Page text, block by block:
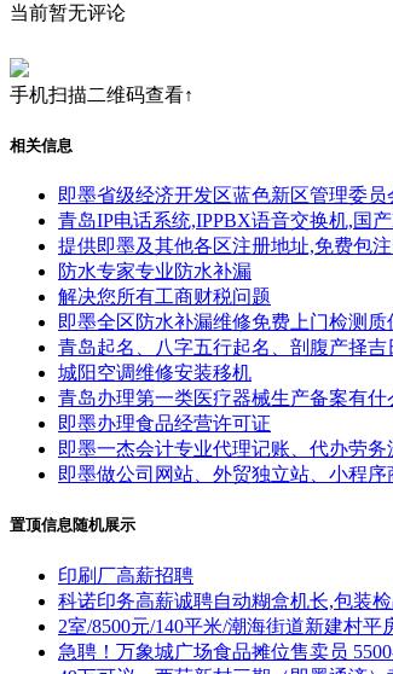
当前暂无评论
手机扫描二维码查看↑
相关信息
即墨省级经济开发区蓝色新区管理委员
青岛IP电话系统,IPPBX语音交换机,国
提供即墨及其他各区注册地址,免费包
防水专家专业防水补漏
解决您所有工商财税问题
即墨全区防水补漏维修免费上门检测质
青岛起名、八字五行起名、剖腹产择吉
城阳空调维修安装移机
青岛办理第一类医疗器械生产备案有什
即墨办理食品经营许可证
即墨一杰会计专业代理记账、代办劳
即墨做公司网站、外贸独立站、小程
置顶信息随机展示
印刷厂高薪招聘
科诺印务高薪诚聘自动糊盒机长,包装
2室/8500元/140平米/潮海街道新建村平
急聘！万象城广场食品摊位售卖员